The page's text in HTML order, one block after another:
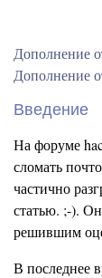
Дополнение
Дополнение
Введение
На форуме
сломать
частично
статью. ;-).
решившим
В последнее